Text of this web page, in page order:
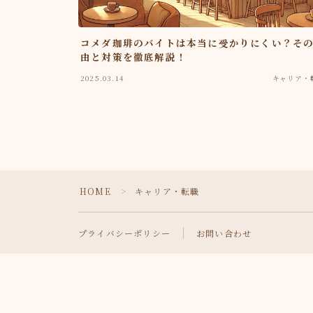
コメダ珈琲のバイトは本当に受かりにくい？そ
由と対策を徹底解説！
2025.03.14 キャリア・
HOME ＞ キャリア・転職
プライバシーポリシー お問い合わせ